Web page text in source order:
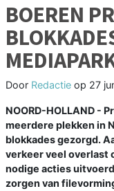
BOEREN
Door Redactie op 27
NOORD-HOLLAND -
meerdere plekken in
blokkades gezorgd.
verkeer veel overlast
nodige acties
zorgen van